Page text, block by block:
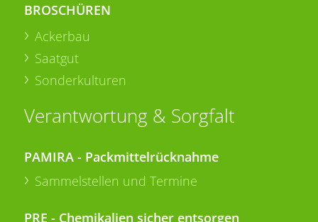
BROSCHÜREN
Ackerbau
Saatgut
Sonderkulturen
Verantwortung & Sorgfalt
PAMIRA - Packmittelrücknahme
Sammelstellen und Termine
PRE - Chemikalien sicher entsorgen